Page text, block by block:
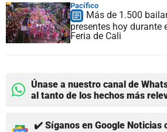
Pacífico
Más de 1.500
presentes hoy durante
Feria de Cali
Únase a nuestro canal de
al tanto de los hechos más
✔️ Síganos en Google Noticias